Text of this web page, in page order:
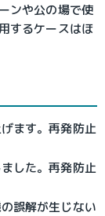
ンや公の場で使
するケースはほ
ます。再発防止
した。再発防止
誤解が生じない